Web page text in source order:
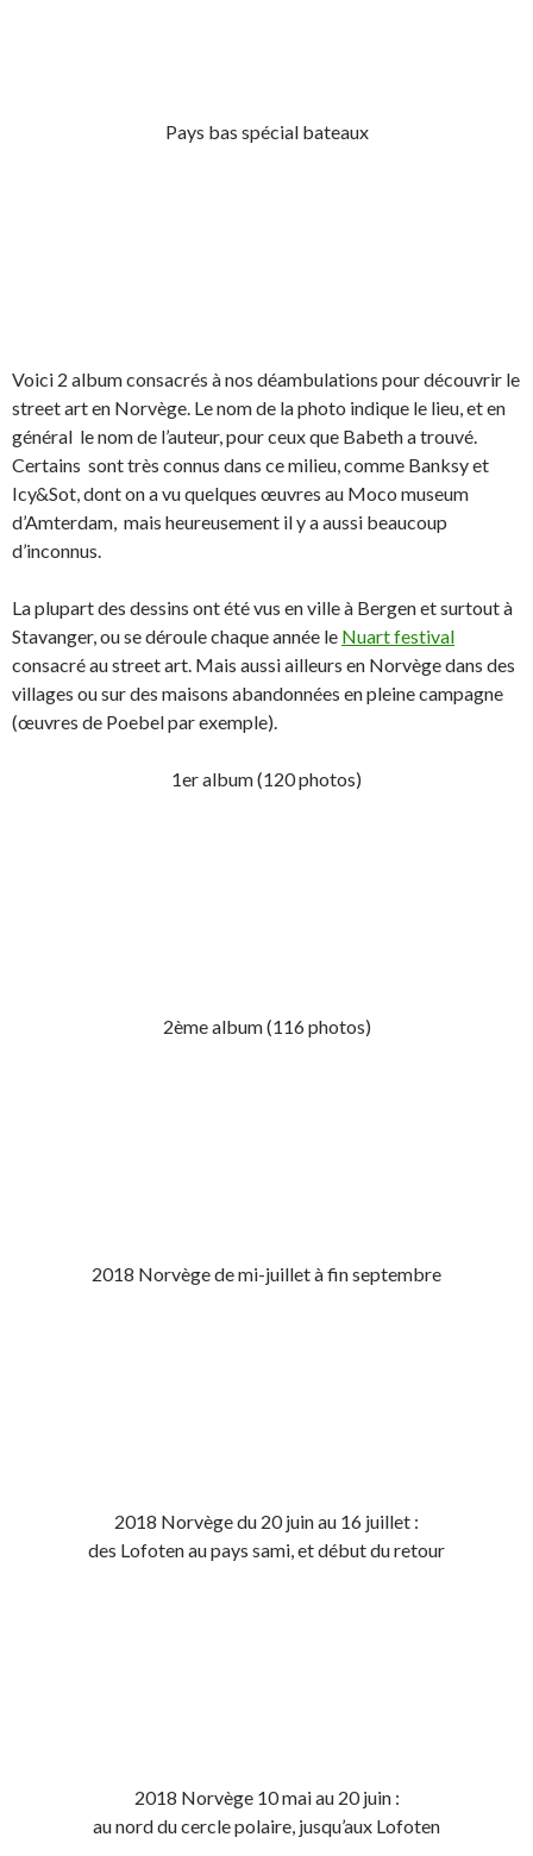
Pays bas spécial bateaux
Voici 2 album consacrés à nos déambulations pour découvrir le
street art en Norvège. Le nom de la photo indique le lieu, et en
général le nom de l’auteur, pour ceux que Babeth a trouvé.
Certains sont très connus dans ce milieu, comme Banksy et
Icy&Sot, dont on a vu quelques œuvres au Moco museum
d’Amterdam, mais heureusement il y a aussi beaucoup
d’inconnus.
La plupart des dessins ont été vus en ville à Bergen et surtout à
Stavanger, ou se déroule chaque année le Nuart festival
consacré au street art. Mais aussi ailleurs en Norvège dans des
villages ou sur des maisons abandonnées en pleine campagne
(œuvres de Poebel par exemple).
1er album (120 photos)
2ème album (116 photos)
2018 Norvège de mi-juillet à fin septembre
2018 Norvège du 20 juin au 16 juillet :
des Lofoten au pays sami, et début du retour
2018 Norvège 10 mai au 20 juin :
au nord du cercle polaire, jusqu’aux Lofoten